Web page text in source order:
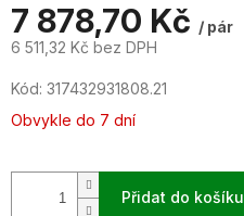
7 878,70 Kč / pár
6 511,32 Kč bez DPH
cena:
Kód: 317432931808.21
Obvykle do 7 dní
Přidat do košíku